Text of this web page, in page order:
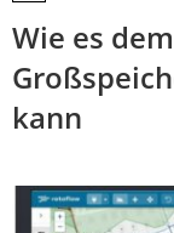
Wie es
kann